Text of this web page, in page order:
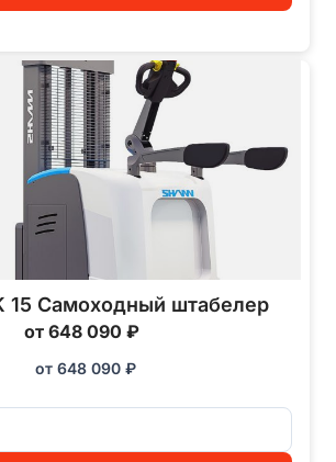
15 Самоходный штабелер
от 648 090 ₽
от 648 090 ₽